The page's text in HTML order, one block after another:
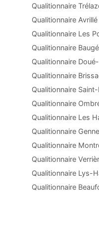
Qualitionnaire
Qualitionnaire Avrillé
Qualitionnaire Les
Qualitionnaire
Qualitionnaire
Qualitionnaire
Qualitionnaire
Qualitionnaire
Qualitionnaire Les
Qualitionnaire
Qualitionnaire
Qualitionnaire
Qualitionnaire Lys-
Qualitionnaire